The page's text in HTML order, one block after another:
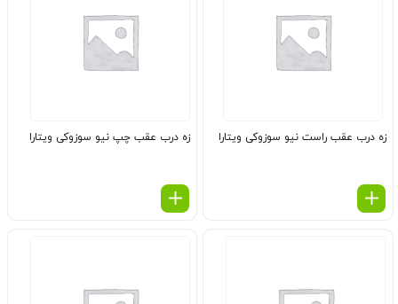
زه درب عقب راست نیو سوزوکی ویتارا زه درب عقب چپ نیو سوزوکی ویتارا